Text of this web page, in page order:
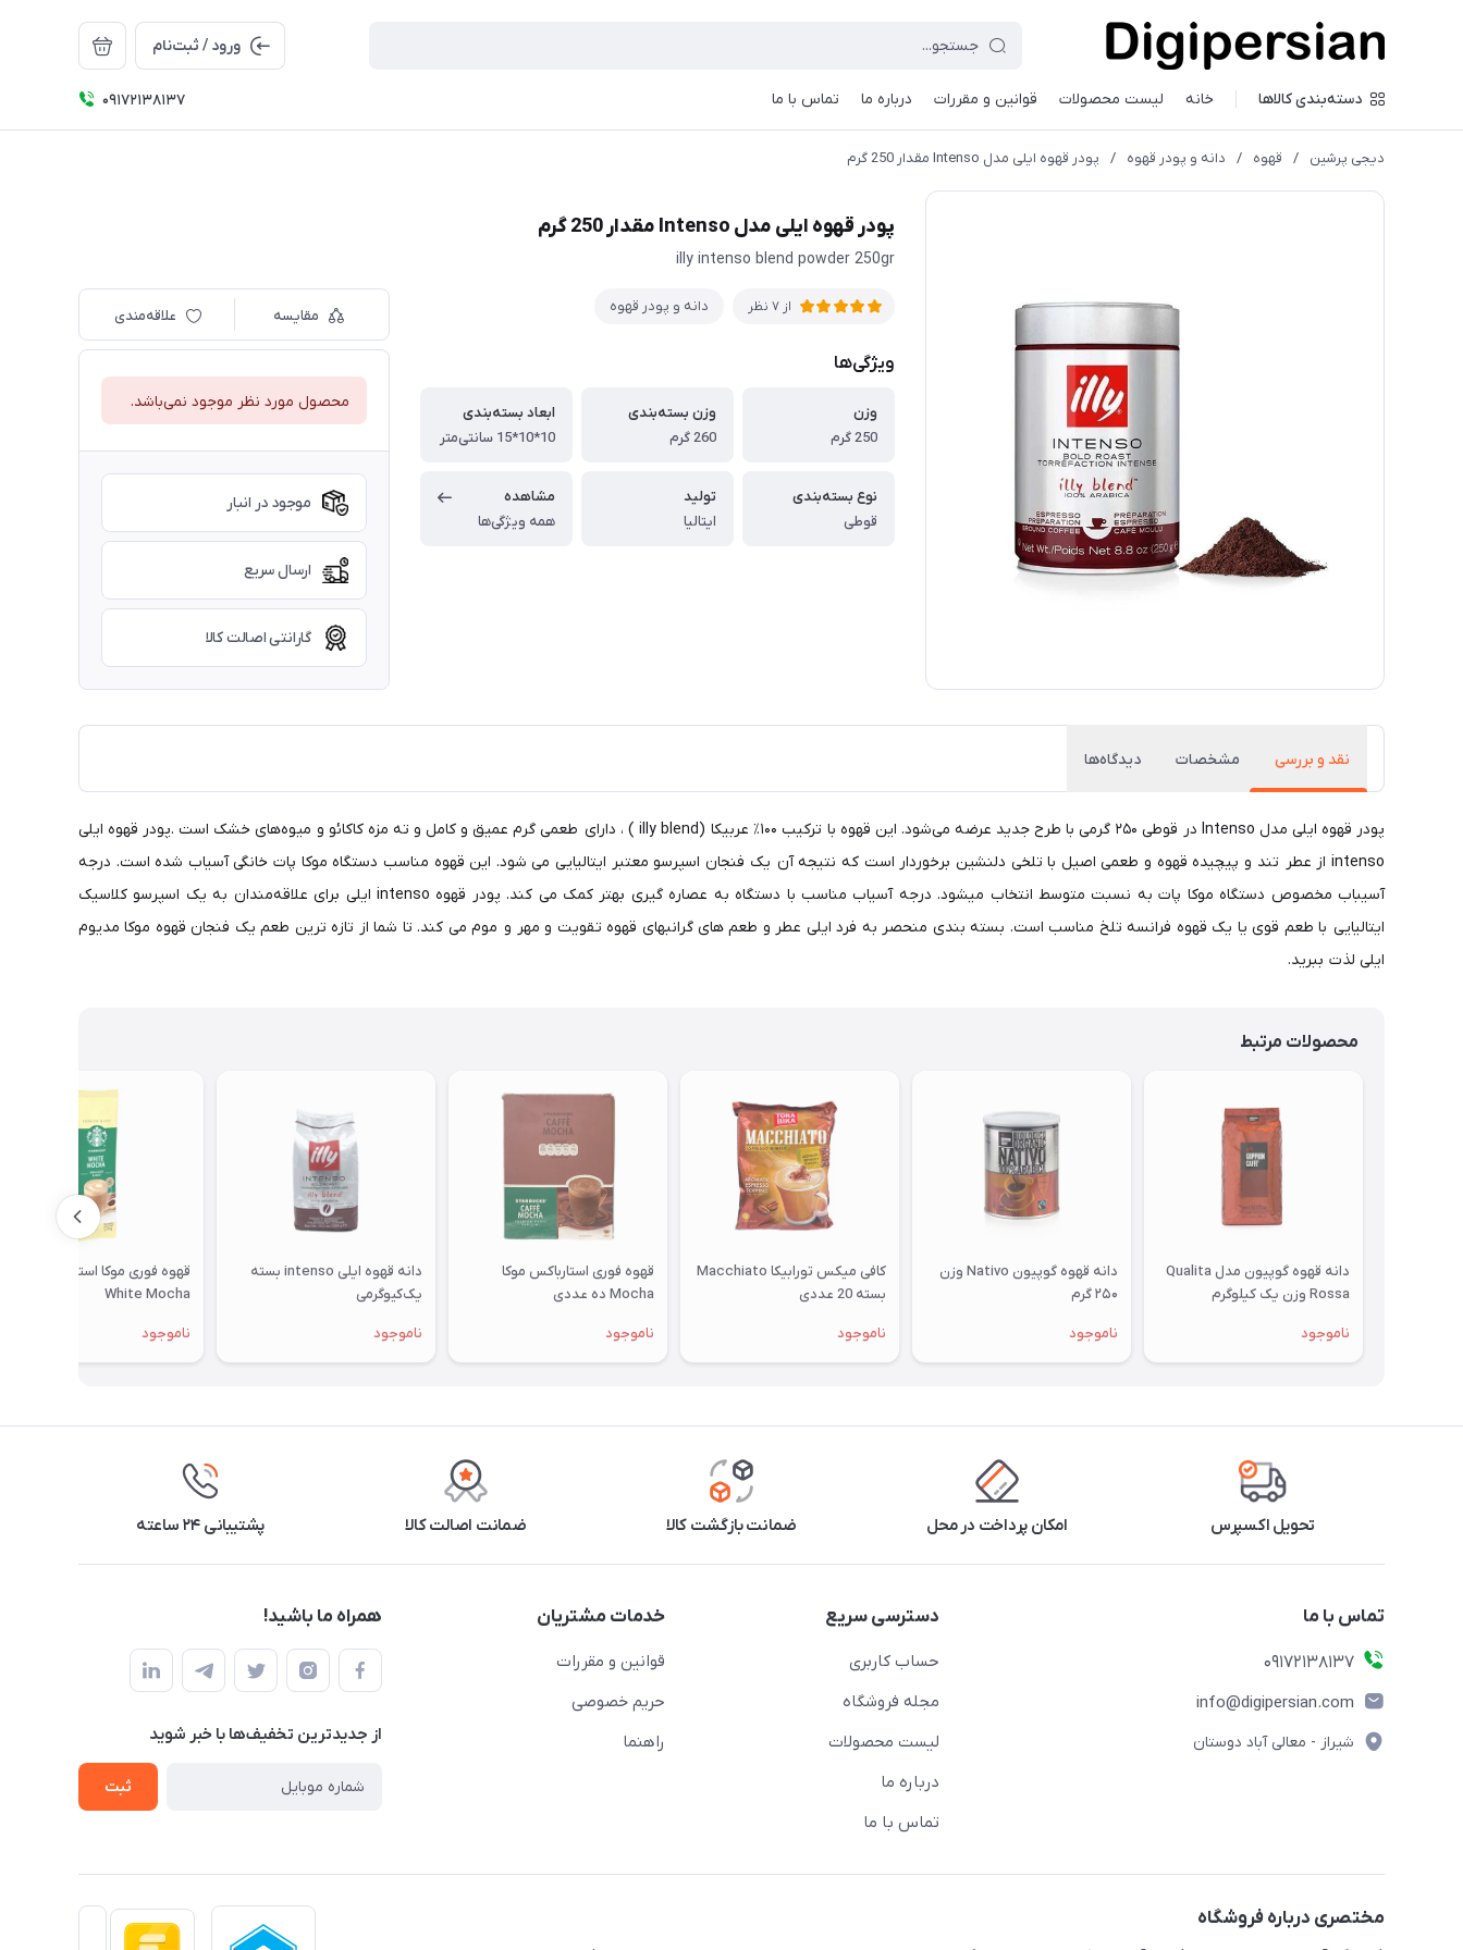
ورود / ثبت‌نام
دسته‌بندی کالاها خانه لیست محصولات قوانین و مقررات درباره ما تماس با ما 09172138137
دیجی پرشین / قهوه / دانه و پودر قهوه / پودر قهوه ایلی مدل Intenso مقدار 250 گرم
پودر قهوه ایلی مدل Intenso مقدار 250 گرم
illy intenso blend powder 250gr
از 7 نظر دانه و پودر قهوه
ویژگی‌ها
وزن
250 گرم
وزن بسته‌بندی
260 گرم
ابعاد بسته‌بندی
10*10*15 سانتی‌متر
نوع بسته‌بندی
قوطی
تولید
ایتالیا
مشاهده
همه ویژگی‌ها
مقایسه علاقه‌مندی
محصول مورد نظر موجود نمی‌باشد.
موجود در انبار
ارسال سریع
گارانتی اصالت کالا
نقد و بررسی مشخصات دیدگاه‌ها
پودر قهوه ایلی مدل Intenso در قوطی ۲۵۰ گرمی با طرح جدید عرضه می‌شود. این قهوه با ترکیب ۱۰۰٪ عربیکا (illy blend ) ، دارای طعمی گرم عمیق و کامل و ته مزه کاکائو و میوه‌های خشک است .پودر قهوه ایلی
intenso از عطر تند و پیچیده قهوه و طعمی اصیل با تلخی دلنشین برخوردار است که نتیجه آن یک فنجان اسپرسو معتبر ایتالیایی می شود. این قهوه مناسب دستگاه موکا پات خانگی آسیاب شده است. درجه
آسیباب مخصوص دستگاه موکا پات به نسبت متوسط انتخاب میشود. درجه آسیاب مناسب با دستگاه به عصاره گیری بهتر کمک می کند. پودر قهوه intenso ایلی برای علاقه‌مندان به یک اسپرسو کلاسیک
ایتالیایی با طعم قوی یا یک قهوه فرانسه تلخ مناسب است. بسته بندی منحصر به فرد ایلی عطر و طعم های گرانبهای قهوه تقویت و مهر و موم می کند. تا شما از تازه ترین طعم یک فنجان قهوه موکا مدیوم
ایلی لذت ببرید.
محصولات مرتبط
دانه قهوه گوپیون مدل Qualita
Rossa وزن یک کیلوگرم
ناموجود
دانه قهوه گوپیون Nativo وزن
۲۵۰ گرم
ناموجود
کافی میکس تورابیکا Macchiato
بسته 20 عددی
ناموجود
قهوه فوری استارباکس موکا
Mocha ده عددی
ناموجود
دانه قهوه ایلی intenso بسته
یک‌کیوگرمی
ناموجود
قهوه فوری موکا استارباکس
White Mocha
ناموجود
تحویل اکسپرس امکان پرداخت در محل ضمانت بازگشت کالا ضمانت اصالت کالا پشتیبانی ۲۴ ساعته
تماس با ما
09172138137
info@digipersian.com
شیراز - معالی آباد دوستان
دسترسی سریع
حساب کاربری
مجله فروشگاه
لیست محصولات
درباره ما
تماس با ما
خدمات مشتریان
قوانین و مقررات
حریم خصوصی
راهنما
همراه ما باشید!
از جدید‌ترین تخفیف‌ها با‌ خبر شوید
ثبت
مختصری درباره فروشگاه